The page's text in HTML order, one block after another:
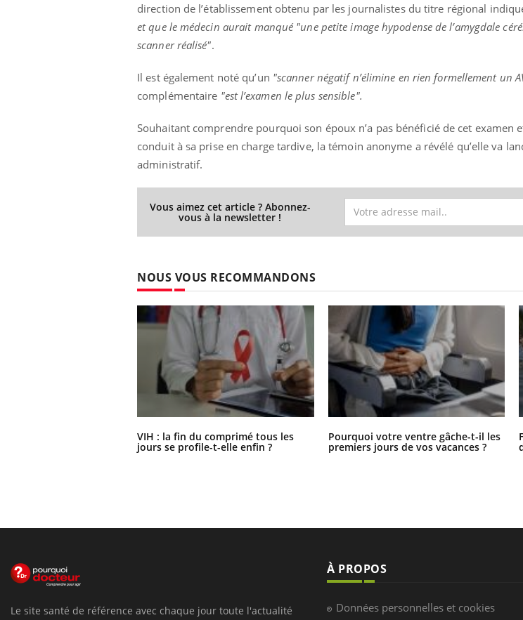
direction de l’établissement obtenu par les journalistes du titre régional
et que le médecin aurait manqué "une petite image hypodense de l’amygdale
scanner réalisé".
Il est également noté qu’un "scanner négatif n’élimine en rien formellement un
complémentaire "est l’examen le plus sensible".
Souhaitant comprendre pourquoi son époux n’a pas bénéficié de cet
conduit à sa prise en charge tardive, la témoin anonyme a révélé qu’elle va
administratif.
Vous aimez cet article ? Abonnez-
vous à la newsletter !
NOUS VOUS RECOMMANDONS
VIH : la fin du comprimé tous les
jours se profile-t-elle enfin ?
Pourquoi votre ventre gâche-t-il les
premiers jours de vos vacances ?
Le site santé de référence avec chaque jour toute l'actualité
À PROPOS
Données personnelles et cookies